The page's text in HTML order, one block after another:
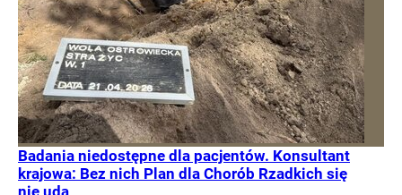
Badania niedostępne dla pacjentów. Konsultant
krajowa: Bez nich Plan dla Chorób Rzadkich się
nie uda